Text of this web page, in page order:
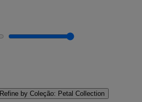
Refine by Coleção: Petal Collection